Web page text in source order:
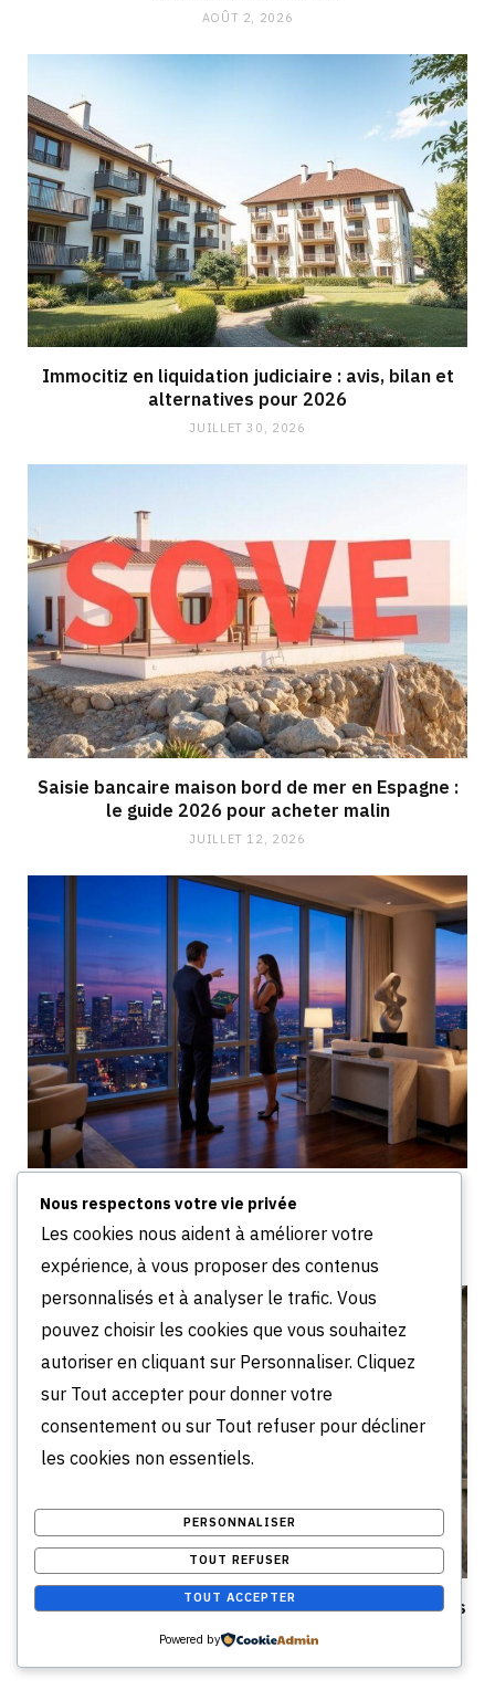
AOÛT 2, 2026
Immocitiz en liquidation judiciaire : avis, bilan et
alternatives pour 2026
JUILLET 30, 2026
Saisie bancaire maison bord de mer en Espagne :
le guide 2026 pour acheter malin
JUILLET 12, 2026
Avis kretz partners : expertise réelle ou simple
vitrine ?
Quartiers à éviter à Chalon : les secteurs à risques
locatifs
Nous respectons votre vie privée
Les cookies nous aident à améliorer votre
expérience, à vous proposer des contenus
personnalisés et à analyser le trafic. Vous
pouvez choisir les cookies que vous souhaitez
autoriser en cliquant sur Personnaliser. Cliquez
sur Tout accepter pour donner votre
consentement ou sur Tout refuser pour décliner
les cookies non essentiels.
PERSONNALISER
TOUT REFUSER
TOUT ACCEPTER
Powered by